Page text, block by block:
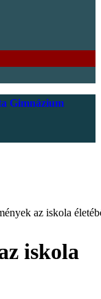
Gimnázium
az iskola
iskola